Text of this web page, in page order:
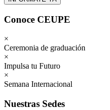
Conoce CEUPE
×
Ceremonia de graduación
×
Impulsa tu Futuro
×
Semana Internacional
Nuestras Sedes